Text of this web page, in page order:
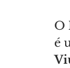
O
é